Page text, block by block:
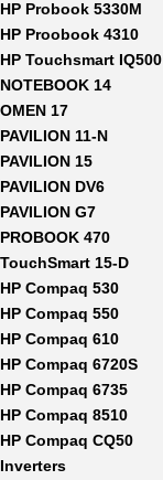
HP Probook 5330M
HP Proobook 4310
HP Touchsmart IQ500
NOTEBOOK 14
OMEN 17
PAVILION 11-N
PAVILION 15
PAVILION DV6
PAVILION G7
PROBOOK 470
TouchSmart 15-D
HP Compaq 530
HP Compaq 550
HP Compaq 610
HP Compaq 6720S
HP Compaq 6735
HP Compaq 8510
HP Compaq CQ50
Inverters